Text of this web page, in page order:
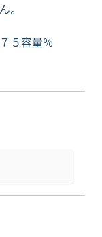
。
５容量％